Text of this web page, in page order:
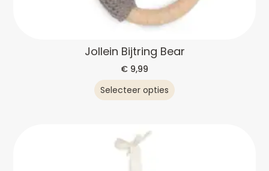
Jollein Bijtring Bear
€ 9,99
Selecteer opties